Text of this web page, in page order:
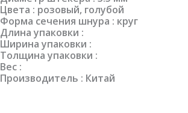
Цвета : розовый, голубой
Форма сечения шнура : круг
Длина упаковки :
Ширина упаковки :
Толщина упаковки :
Вес :
Производитель : Китай